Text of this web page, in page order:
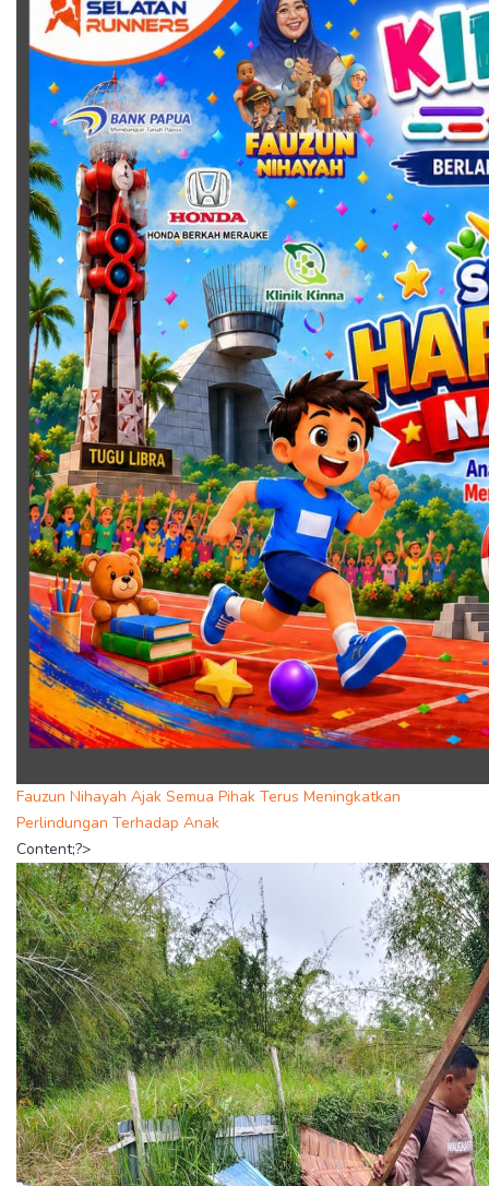
Fauzun Nihayah Ajak Semua Pihak Terus Meningkatkan
Perlindungan Terhadap Anak
Content;?>